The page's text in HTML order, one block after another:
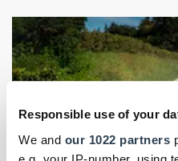
Responsible use of your
We and our 1022 partners